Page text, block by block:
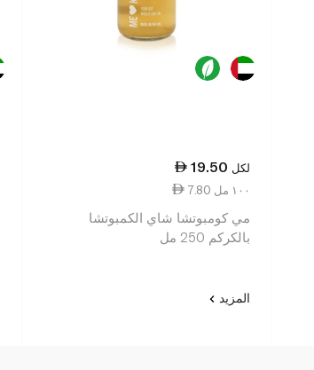
19.50 لكل
7.80 ١٠٠ مل
مي كومبوتشا شاي الكمبوتشا
بالكركم 250 مل
المزيد